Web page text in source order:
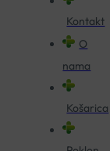
Kontakt
O
nama
Košarica